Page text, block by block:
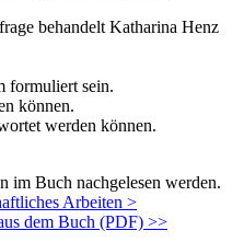
behandelt Katharina Henz
formuliert sein.
können.
werden können.
im Buch nachgelesen werden.
Arbeiten >
dem Buch (PDF) >>